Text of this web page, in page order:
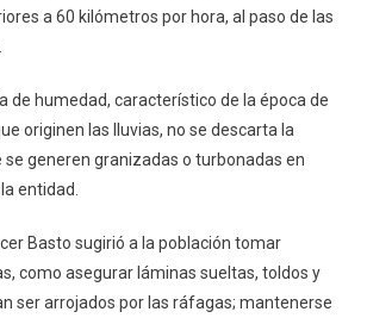
a 60 kilómetros por hora, al paso de las
de humedad, característico de la época de
originen las lluvias, no se descarta la
se generen granizadas o turbonadas en
entidad.
Basto sugirió a la población tomar
como asegurar láminas sueltas, toldos y
ser arrojados por las ráfagas; mantenerse